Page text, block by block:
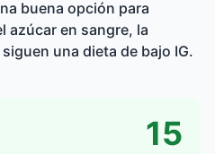
buena opción para
azúcar en sangre, la
una dieta de bajo IG.
15